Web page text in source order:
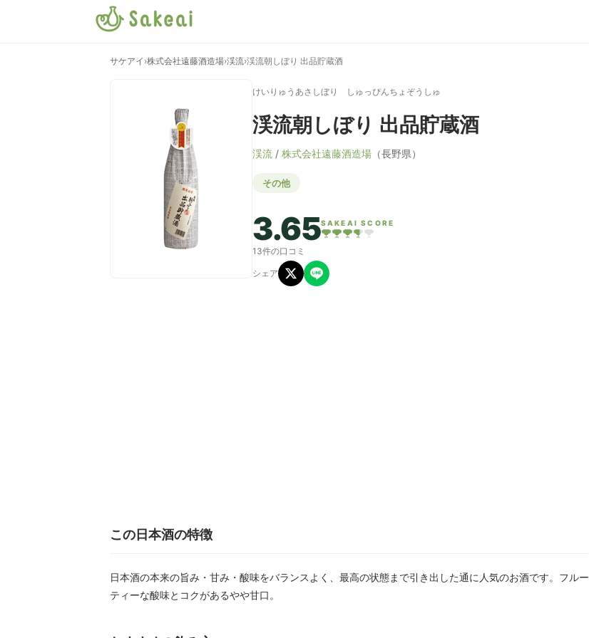
サケアイ ›株式会社遠藤酒造場›渓流›渓流朝しぼり 出品貯蔵酒
けいりゅうあさしぼり しゅっぴんちょぞうしゅ
渓流朝しぼり 出品貯蔵酒
渓流 / 株式会社遠藤酒造場 （長野県）
その他
3.65SAKEAI SCORE
13件の口コミ
シェア
この日本酒の特徴
日本酒の本来の旨み・甘み・酸味をバランスよく、最高の状態まで引き出した通に人気のお酒です。フルー
ティーな酸味とコクがあるやや甘口。